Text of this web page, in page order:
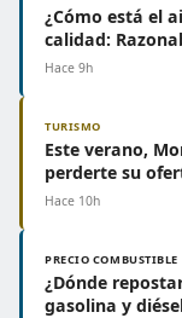
¿Cómo está el
calidad:
Hace 9h
TURISMO
Este verano,
perderte su
Hace 10h
PRECIO COMBUSTIBLE
¿Dónde
gasolina y